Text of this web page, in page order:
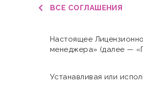
ВСЕ СОГЛАШЕНИЯ
Настоящее
менеджера» (далее —
Устанавливая или